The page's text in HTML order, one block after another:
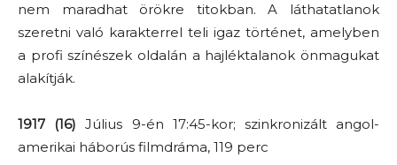
nem maradhat örökre titokban. A láthatatlanok
szeretni való karakterrel teli igaz történet, amelyben
a profi színészek oldalán a hajléktalanok önmagukat
alakítják.
1917 (16)Július 9-én 17:45-kor; szinkronizált angol-
amerikai háborús filmdráma, 119 perc